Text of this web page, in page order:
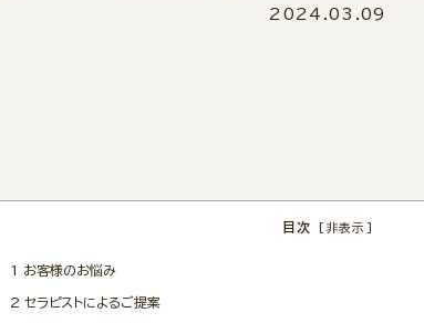
2024.03.09
目次 非表示
1 お客様のお悩み
2 セラピストによるご提案